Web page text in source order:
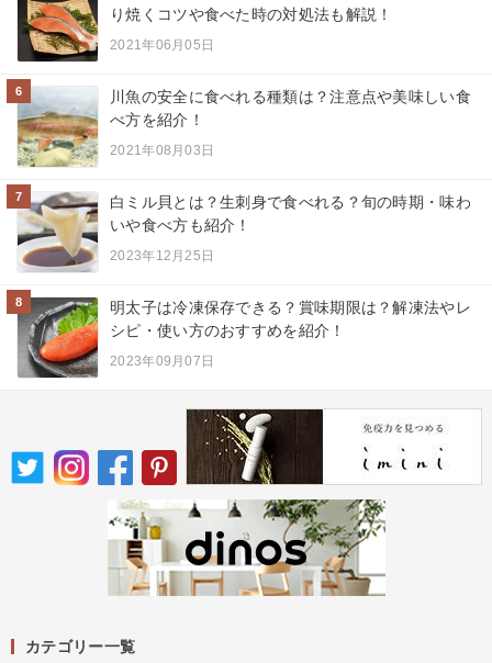
り焼くコツや食べた時の対処法も解説！
2021年06月05日
6
川魚の安全に食べれる種類は？注意点や美味しい食
べ方を紹介！
2021年08月03日
7
白ミル貝とは？生刺身で食べれる？旬の時期・味わ
いや食べ方も紹介！
2023年12月25日
8
明太子は冷凍保存できる？賞味期限は？解凍法やレ
シピ・使い方のおすすめを紹介！
2023年09月07日
カテゴリー一覧